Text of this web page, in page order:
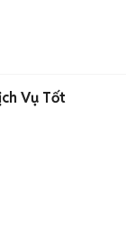
Vụ Tốt